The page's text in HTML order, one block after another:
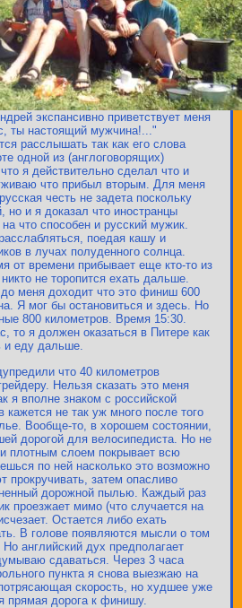
экспансивно приветствует меня
ты настоящий мужчина!..."
расслышать так как его слова
одной из (англоговорящих)
я действительно сделал что и
что прибыл вторым. Для меня
честь не задета поскольку
но и я доказал что иностранцы
что способен и русский мужик.
поедая кашу и
в лучах полуденного солнца.
от времени прибывает еще кто-то из
не торопится ехать дальше.
меня доходит что это финиш 600
Я мог бы остановиться и здесь. Но
800 километров. Время 15:30.
то я должен оказаться в Питере как
и еду дальше.
что 40 километров
Нельзя сказать это меня
я вполне знаком с российской
кажется не так уж много после того
Вообще-то, в хорошем состоянии,
дорогой для велосипедиста. Но не
плотным слоем покрывает всю
по ней насколько это возможно
прокручивать, затем опасливо
дорожной пылью. Каждый раз
проезжает мимо (что случается на
Остается либо ехать
В голове появляются мысли о том
английский дух предполагает
сдаваться. Через 3 часа
пункта я снова выезжаю на
скорость, но худшее уже
прямая дорога к финишу.